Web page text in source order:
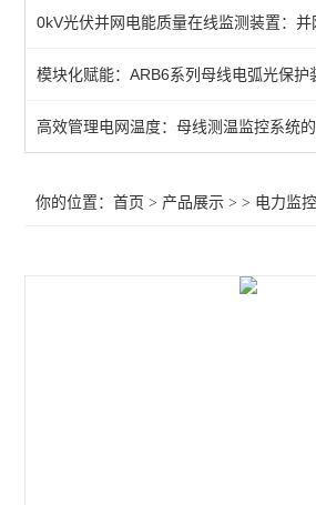
频率电压紧急控制装置
备自投
剩余电流
0kV光伏并网电能质量在线监测装置：
模块化赋能：ARB6系列母线电弧光保护
高效管理电网温度：母线测温监控系统
你的位置：首页 > 产品展示 > > 电力监